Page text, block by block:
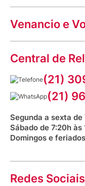
Nossas lojas
Indique seu imóvel
Aniversário Venancio
Troca e devolução
Mecânica de
Dúvidas frequentes
Prazos e entregas
Bioimpedância
Venancio e
VClube - Programa
Fale com o
Fale conosco
Saúde na praça
Central de
(21)
(21)
Segunda a sexta
Sábado de 7:20h às
Domingos e
Redes Sociais